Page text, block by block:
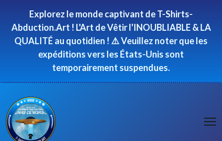
Explorez le monde captivant de T-Shirts-
Abduction.Art ! L'Art de Vêtir l'INOUBLIABLE & LA
QUALITÉ au quotidien ! ⚠️ Veuillez noter que les
expéditions vers les États-Unis sont
temporairement suspendues.